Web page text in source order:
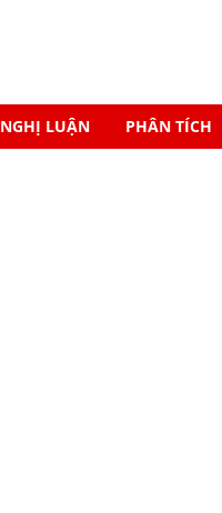
NGHỊ LUẬN PHÂN TÍCH